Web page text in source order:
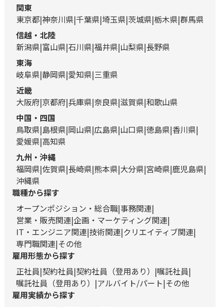
関東
東京都 神奈川県 千葉県 埼玉県 茨城県 栃木県 群馬県
信越・北陸
新潟県 富山県 石川県 福井県 山梨県 長野県
東海
岐阜県 静岡県 愛知県 三重県
近畿
大阪府 京都府 兵庫県 奈良県 滋賀県 和歌山県
中国・四国
鳥取県 島根県 岡山県 広島県 山口県 徳島県 香川県
愛媛県 高知県
九州・沖縄
福岡県 佐賀県 長崎県 熊本県 大分県 宮崎県 鹿児島県
沖縄県
職種から探す
オープンポジション・総合職 事務関連
営業・販売関連 企画・マーケティング関連
IT・エンジニア関連 技術関連 クリエイティブ関連
専門職関連 その他
雇用形態から探す
正社員 契約社員 契約社員（登用あり）
嘱託社員
嘱託社員（登用あり）
アルバイト/パート その他
雇用実績から探す